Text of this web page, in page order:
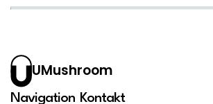
UMushroom
Navigation Kontakt